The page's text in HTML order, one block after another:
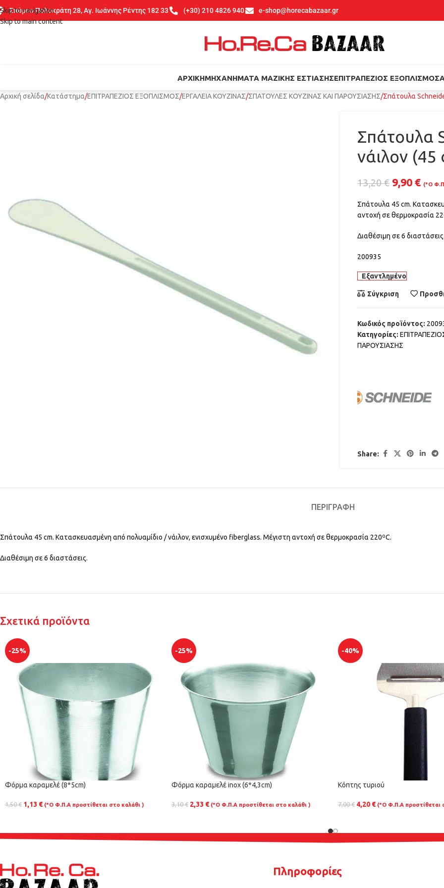
Skip to navigation
Skip to main content
Σπύρου Πολυκράτη 28, Αγ. Ιωάννης Ρέντης 182 33 (+30) 210 4826 940 e-shop@horecabazaar.gr
ΑΡΧΙΚΉΜΗΧΑΝΉΜΑΤΑ ΜΑΖΙΚΉΣ ΕΣΤΊΑΣΗΣΕΠΙΤΡΑΠΈΖΙΟΣ ΕΞΟΠΛΙΣΜΌΣ
Αρχική σελίδα Κατάστημα ΕΠΙΤΡΑΠΕΖΙΟΣ ΕΞΟΠΛΙΣΜΟΣ ΕΡΓΑΛΕΙΑ ΚΟΥΖΙΝΑΣ ΣΠΑΤΟΥΛΕΣ ΚΟΥΖΙΝΑΣ ΚΑΙ ΠΑΡΟΥΣΙΑΣΗΣ Σπάτουλα
Σπάτουλα
νάιλον (45
13,20€ 9,90€ (*Ο
Σπάτουλα 45 cm.
αντοχή σε θερμοκρασία
Διαθέσιμη σε 6
200935
Εξαντλημένο
Σύγκριση
Κωδικός προϊόντος:
Κατηγορίες:
ΠΑΡΟΥΣΙΑΣΗΣ
Share:
ΠΕΡΙΓΡΑΦΉ
Σπάτουλα 45 cm. Κατασκευασμένη από πολυαμίδιο / νάιλον, ενισχυμένο fiberglass. Μέγιστη αντοχή σε θερμοκρασία 220ºC.
Διαθέσιμη σε 6 διαστάσεις.
Σχετικά προϊόντα
-25%
Φόρμα καραμελέ (8*5cm)
1,50€ 1,13 € (*Ο Φ.Π.Α προστίθεται στο καλάθι )
-25%
Φόρμα καραμελέ inox (6*4,3cm)
3,10€ 2,33 € (*Ο Φ.Π.Α προστίθεται στο καλάθι )
-40%
Κόπτης τυριού
7,00€ 4,20 € (*Ο Φ.Π.Α προστίθεται
Πληροφορίες